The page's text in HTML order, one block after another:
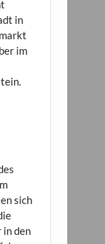
in
im
sich
in den